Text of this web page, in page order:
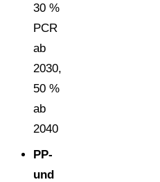
30 %
PCR
ab
2030,
50 %
ab
2040
PP-
und